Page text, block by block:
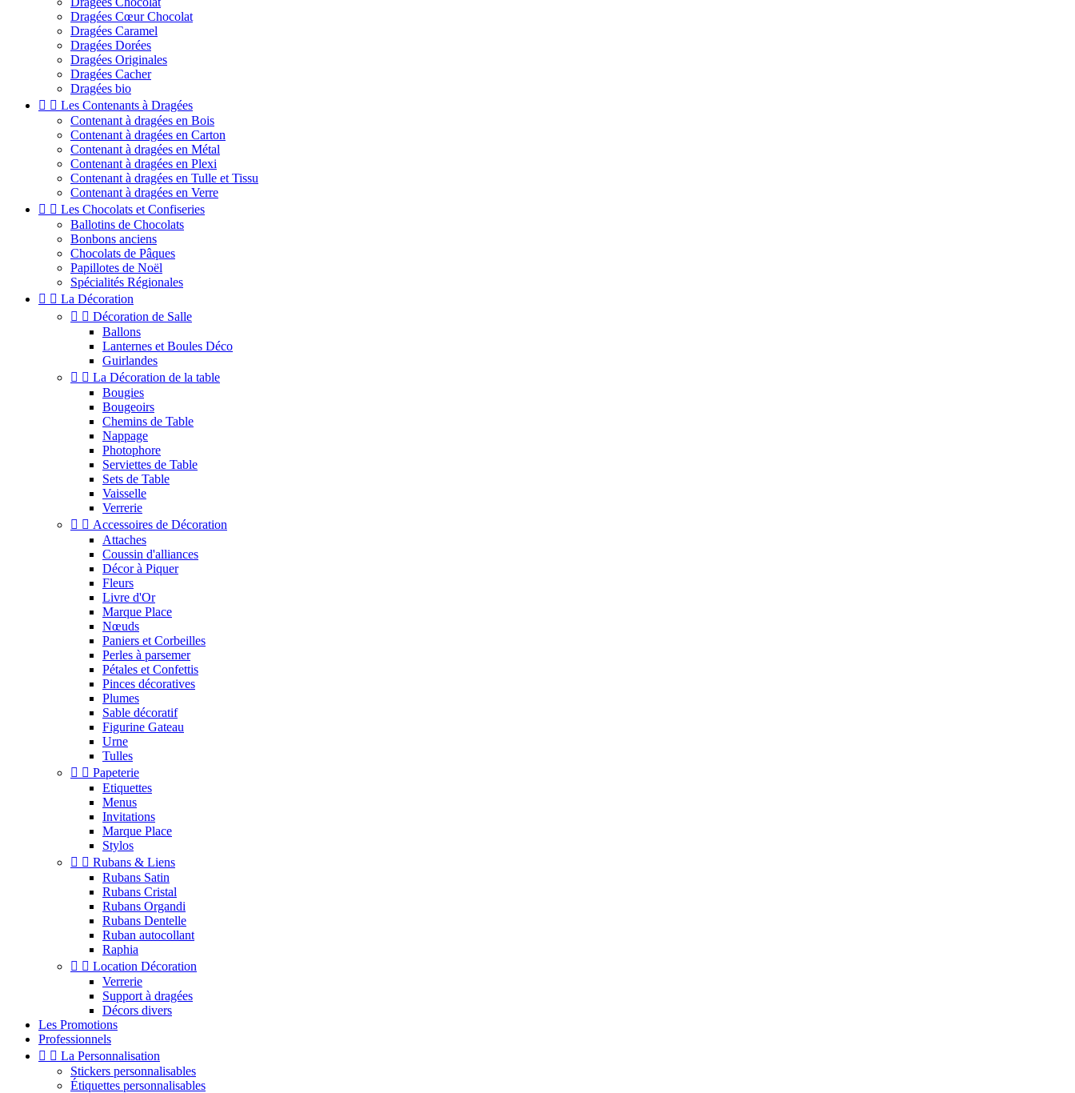
Dragées Cœur Chocolat
Dragées Caramel
Dragées Dorées
Dragées Originales
Dragées Cacher
Dragées bio
  Les Contenants à Dragées
Contenant à dragées en Bois
Contenant à dragées en Carton
Contenant à dragées en Métal
Contenant à dragées en Plexi
Contenant à dragées en Tulle et Tissu
Contenant à dragées en Verre
  Les Chocolats et Confiseries
Ballotins de Chocolats
Bonbons anciens
Chocolats de Pâques
Papillotes de Noël
Spécialités Régionales
  La Décoration
  Décoration de Salle
Ballons
Lanternes et Boules Déco
Guirlandes
  La Décoration de la table
Bougies
Bougeoirs
Chemins de Table
Nappage
Photophore
Serviettes de Table
Sets de Table
Vaisselle
Verrerie
  Accessoires de Décoration
Attaches
Coussin d'alliances
Décor à Piquer
Fleurs
Livre d'Or
Marque Place
Nœuds
Paniers et Corbeilles
Perles à parsemer
Pétales et Confettis
Pinces décoratives
Plumes
Sable décoratif
Figurine Gateau
Urne
Tulles
  Papeterie
Etiquettes
Menus
Invitations
Marque Place
Stylos
  Rubans & Liens
Rubans Satin
Rubans Cristal
Rubans Organdi
Rubans Dentelle
Ruban autocollant
Raphia
  Location Décoration
Verrerie
Support à dragées
Décors divers
Les Promotions
Professionnels
  La Personnalisation
Stickers personnalisables
Étiquettes personnalisables